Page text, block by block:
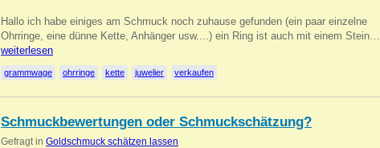
Hallo ich habe einiges am Schmuck noch zuhause gefunden (ein paar einzelne
Ohrringe, eine dünne Kette, Anhänger usw....) ein Ring ist auch mit einem Stein…
weiterlesen
grammwage ohrringe kette juwelier verkaufen
Schmuckbewertungen oder Schmuckschätzung?
Gefragt in Goldschmuck schätzen lassen